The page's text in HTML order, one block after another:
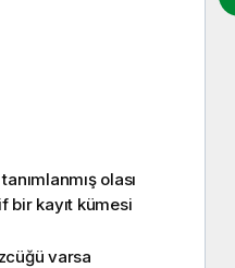
olası
bir kayıt kümesi
varsa